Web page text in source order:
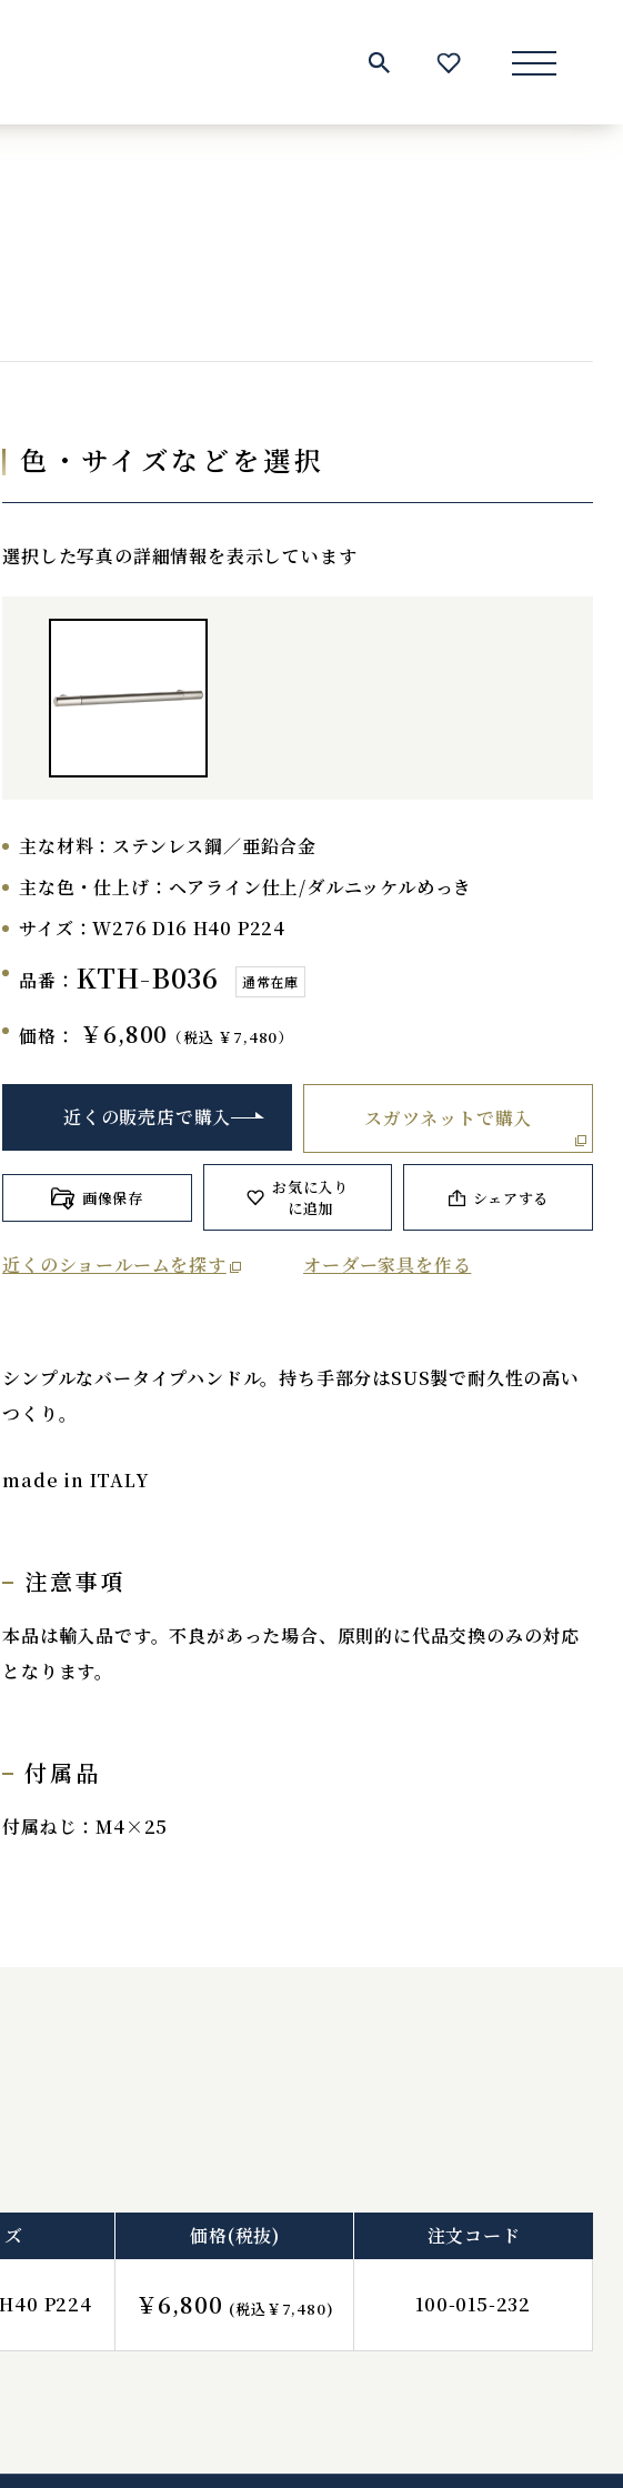
サイト内検索お気に入り一覧
色・サイズなどを選択
選択した写真の詳細情報を表示しています
主な材料： ステンレス鋼／亜鉛合金
主な色・仕上げ： ヘアライン仕上/ダルニッケルめっき
サイズ：W276 D16 H40 P224
品番： KTH-B036 通常在庫
価格： ￥6,800 （税込 ￥7,480）
近くの販売店で購入 スガツネットで購入
画像保存
お気に入り
に追加
シェアする
近くのショールームを探す オーダー家具を作る
シンプルなバータイプハンドル。持ち手部分はSUS製で耐久性の高い
つくり。
made in ITALY
注意事項
本品は輸入品です。不良があった場合、原則的に代品交換のみの対応
となります。
付属品
付属ねじ：M4×25
ズ 価格(税抜) 注文コード
P224 ￥6,800 (税込￥7,480) 100-015-232